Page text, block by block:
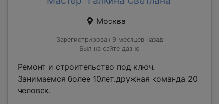
Москва
Зарегистрирован 9 месяцев назад
Был на сайте давно
Ремонт и строительство под ключ.
Занимаемся более 10лет.дружная команда 20
человек.